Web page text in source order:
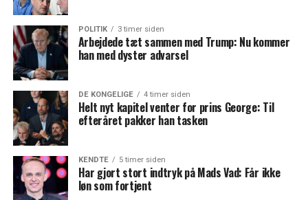
POLITIK 3 timer siden
Arbejdede tæt sammen med Trump: Nu kommer
han med dyster advarsel
DE KONGELIGE 4 timer siden
Helt nyt kapitel venter for prins George: Til
efteråret pakker han tasken
KENDTE 5 timer siden
Har gjort stort indtryk på Mads Vad: Får ikke
løn som fortjent